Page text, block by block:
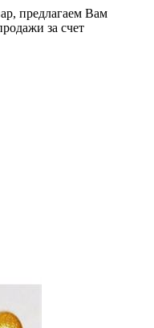
предлагаем Вам
за счет